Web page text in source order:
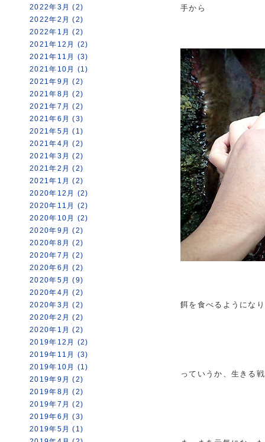
2022年3月 (2)
2022年2月 (2)
2022年1月 (2)
2021年12月 (2)
2021年11月 (3)
2021年10月 (1)
2021年9月 (2)
2021年8月 (2)
2021年7月 (2)
2021年6月 (3)
2021年5月 (1)
2021年4月 (2)
2021年3月 (2)
2021年2月 (2)
2021年1月 (2)
2020年12月 (2)
2020年11月 (2)
2020年10月 (2)
2020年9月 (2)
2020年8月 (2)
2020年7月 (2)
2020年6月 (2)
2020年5月 (9)
2020年4月 (2)
2020年3月 (2)
2020年2月 (2)
2020年1月 (2)
2019年12月 (2)
2019年11月 (3)
2019年10月 (1)
2019年9月 (2)
2019年8月 (2)
2019年7月 (2)
2019年6月 (3)
2019年5月 (1)
手から
餌を食べるようにな
っていうか、生きる